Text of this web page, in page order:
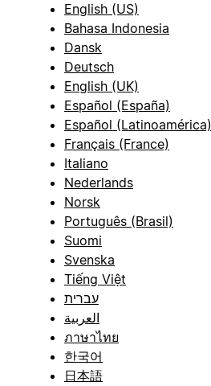
English (US)
Bahasa Indonesia
Dansk
Deutsch
English (UK)
Español (España)
Español (Latinoamérica)
Français (France)
Italiano
Nederlands
Norsk
Português (Brasil)
Suomi
Svenska
Tiếng Việt
עברית
العربية
ภาษาไทย
한국어
日本語